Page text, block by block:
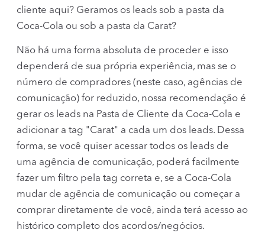
cliente aqui? Geramos os leads sob a pasta da
Coca-Cola ou sob a pasta da Carat?
Não há uma forma absoluta de proceder e isso
dependerá de sua própria experiência, mas se o
número de compradores (neste caso, agências de
comunicação) for reduzido, nossa recomendação é
gerar os leads na Pasta de Cliente da Coca-Cola e
adicionar a tag "Carat" a cada um dos leads. Dessa
forma, se você quiser acessar todos os leads de
uma agência de comunicação, poderá facilmente
fazer um filtro pela tag correta e, se a Coca-Cola
mudar de agência de comunicação ou começar a
comprar diretamente de você, ainda terá acesso ao
histórico completo dos acordos/negócios.